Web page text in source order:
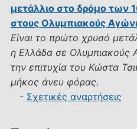
μετάλλιο στο δρόμο των
στους Ολυμπιακούς
Είναι το πρώτο χρυσό
η Ελλάδα σε Ολυμπιακούς
την επιτυχία του Κώστα
μήκος άνευ φόρας.
- Σχετικές αναρτήσεις